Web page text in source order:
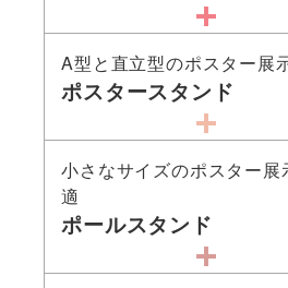
A型と直立型のポスター展
ポスタースタンド
小さなサイズのポスター展
適
ポールスタンド